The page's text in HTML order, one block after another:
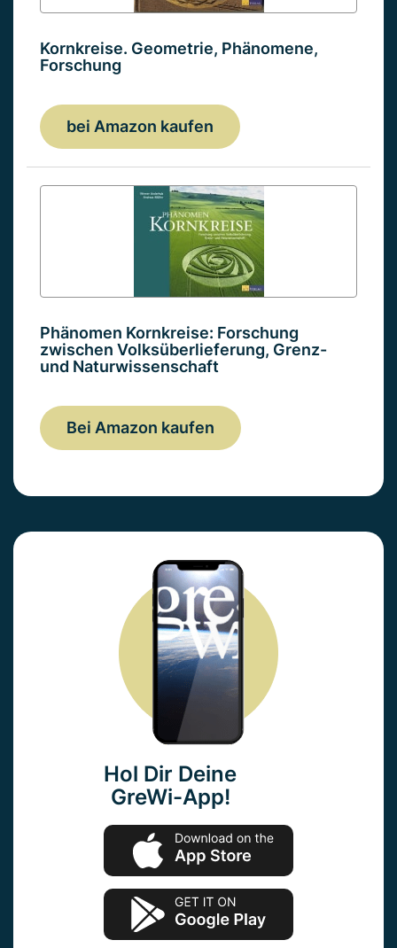
Kornkreise. Geometrie, Phänomene,
Forschung
bei Amazon kaufen
Phänomen Kornkreise: Forschung
zwischen Volksüberlieferung, Grenz-
und Naturwissenschaft
Bei Amazon kaufen
Hol Dir Deine
GreWi-App!